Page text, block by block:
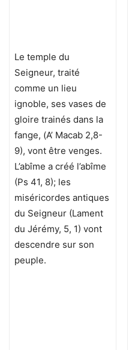
Le temple du
Seigneur, traité
comme un lieu
ignoble, ses vases de
gloire trainés dans la
fange, (Α’ Macab 2,8-
9), vont être venges.
L’abîme a créé l’abîme
(Ps 41, 8); les
miséricordes antiques
du Seigneur (Lament
du Jérémy, 5, 1) vont
descendre sur son
peuple.